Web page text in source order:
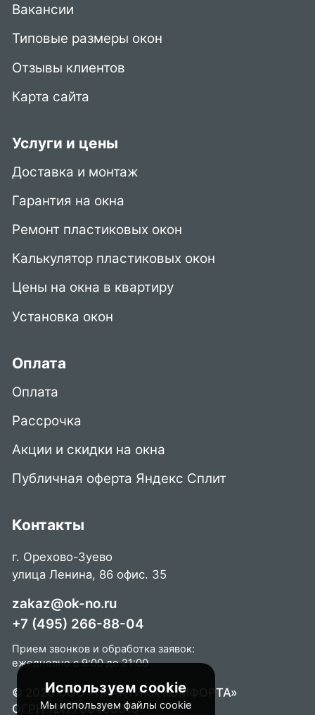
Используем cookie
Мы используем файлы cookie
Вакансии
Типовые размеры окон
Отзывы клиентов
Карта сайта
Услуги и цены
Доставка и монтаж
Гарантия на окна
Ремонт пластиковых окон
Калькулятор пластиковых окон
Цены на окна в квартиру
Установка окон
Оплата
Оплата
Рассрочка
Акции и скидки на окна
Публичная оферта Яндекс Сплит
Контакты
г. Орехово-Зуево
улица Ленина, 86 офис. 35
zakaz@ok-no.ru
+7 (495) 266-88-04
Прием звонков и обработка заявок:
ежедневно с 9:00 до 21:00
© 2026 ООО «ПРАКТИКА КОМФОРТА»
ОГРН 1217700488015